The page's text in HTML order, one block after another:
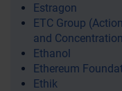
Estragon
ETC Group
and
Ethanol
Ethereum
Ethik